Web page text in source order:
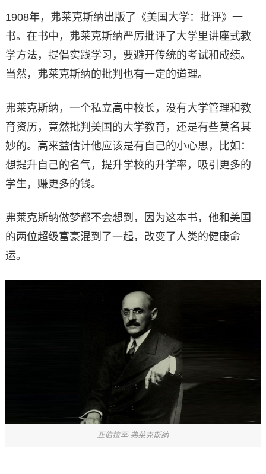
1908年，弗莱克斯纳出版了《美国大学：批评》一
书。在书中，弗莱克斯纳严厉批评了大学里讲座式教
学方法，提倡实践学习，要避开传统的考试和成绩。
当然，弗莱克斯纳的批判也有一定的道理。
弗莱克斯纳，一个私立高中校长，没有大学管理和教
育资历，竟然批判美国的大学教育，还是有些莫名其
妙的。高来益估计他应该是有自己的小心思，比如：
想提升自己的名气，提升学校的升学率，吸引更多的
学生，赚更多的钱。
弗莱克斯纳做梦都不会想到，因为这本书，他和美国
的两位超级富豪混到了一起，改变了人类的健康命
运。
亚伯拉罕·弗莱克斯纳